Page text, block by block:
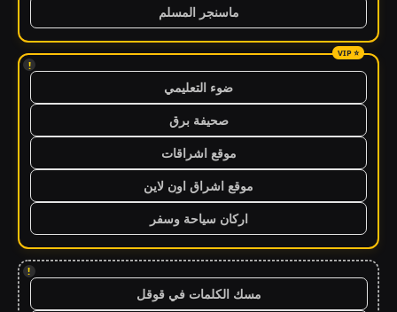
ماسنجر المسلم
!
ضوء التعليمي
صحيفة برق
موقع اشراقات
موقع اشراق اون لاين
اركان سياحة وسفر
!
مسك الكلمات في قوقل